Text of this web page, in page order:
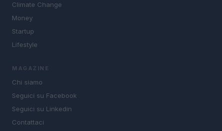
Climate Change
Money
Startup
Lifestyle
MAGAZINE
Chi siamo
Seguici su Facebook
Seguici su Linkedin
Contattaci